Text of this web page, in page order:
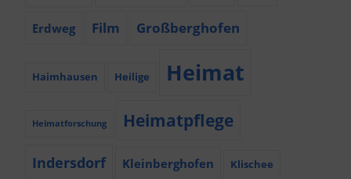
Erdweg Film Großberghofen
Haimhausen Heilige Heimat
Heimatforschung Heimatpflege
Indersdorf Kleinberghofen Klischee